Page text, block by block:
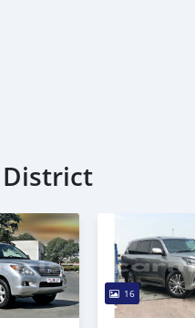
District
16